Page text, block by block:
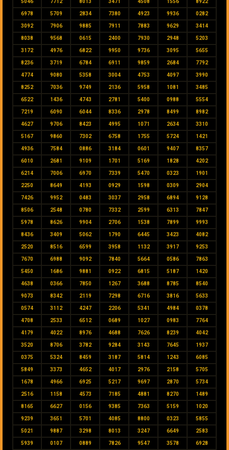
5046 7712 8013 3471 4508 1556 8922
6978 5709 2834 7380 4923 9936 0282
3092 7906 9885 7911 7883 9629 3414
8038 9568 0615 2400 7930 2948 5203
3172 4976 6822 9950 9736 3095 5655
8236 3719 6784 6911 9859 2684 7792
4774 9080 5358 3004 4753 4097 3990
8252 7036 9749 2136 5958 1081 3485
6522 1436 4743 2781 5400 0988 5554
7219 6090 6044 8336 2978 8499 8982
4627 9706 8423 4995 1071 2634 3310
5167 9860 7302 6758 1755 5724 1421
4936 7584 0886 3184 0601 9407 8357
6010 2681 9109 1701 5169 1828 4202
6214 7006 6970 7339 5470 0323 1901
2250 8649 4193 0929 1598 0309 2904
7426 9952 0483 3037 2958 6894 9128
8506 2548 0780 7332 2599 6313 7847
5978 8626 9904 2706 1538 7899 9993
8436 3409 5062 1790 6445 3423 4082
2520 8516 6599 3958 1132 3917 9253
7670 6988 9092 7840 5664 0586 7863
5450 1686 9881 0922 6815 5187 1420
4638 0366 7850 1267 3688 8785 8540
9073 8342 2119 7298 6716 3816 5633
0574 3112 4247 2206 5341 4984 0378
4708 2533 6512 0689 1027 0983 7764
4179 4022 8976 4688 7626 8239 4042
3520 8706 3782 9284 3143 7645 1937
0375 5324 8459 3187 5814 1243 6085
5849 3373 4652 4017 2976 2158 5705
1678 4966 6925 5217 9697 2870 5734
2516 1158 4573 7185 4881 8270 1489
8165 6627 0156 9385 7363 5159 1020
9239 3651 5701 4085 8800 0323 5855
5021 9887 3298 8013 3247 6649 2583
5939 0107 0889 7826 9547 3578 6928